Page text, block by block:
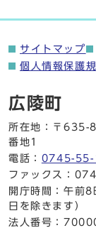
サイトマップ
個人情報保護
広陵町
所在地：〒635-
番地1
電話： 0745-55-
ファックス：
開庁時間：午前
日を除きます）
法人番号：